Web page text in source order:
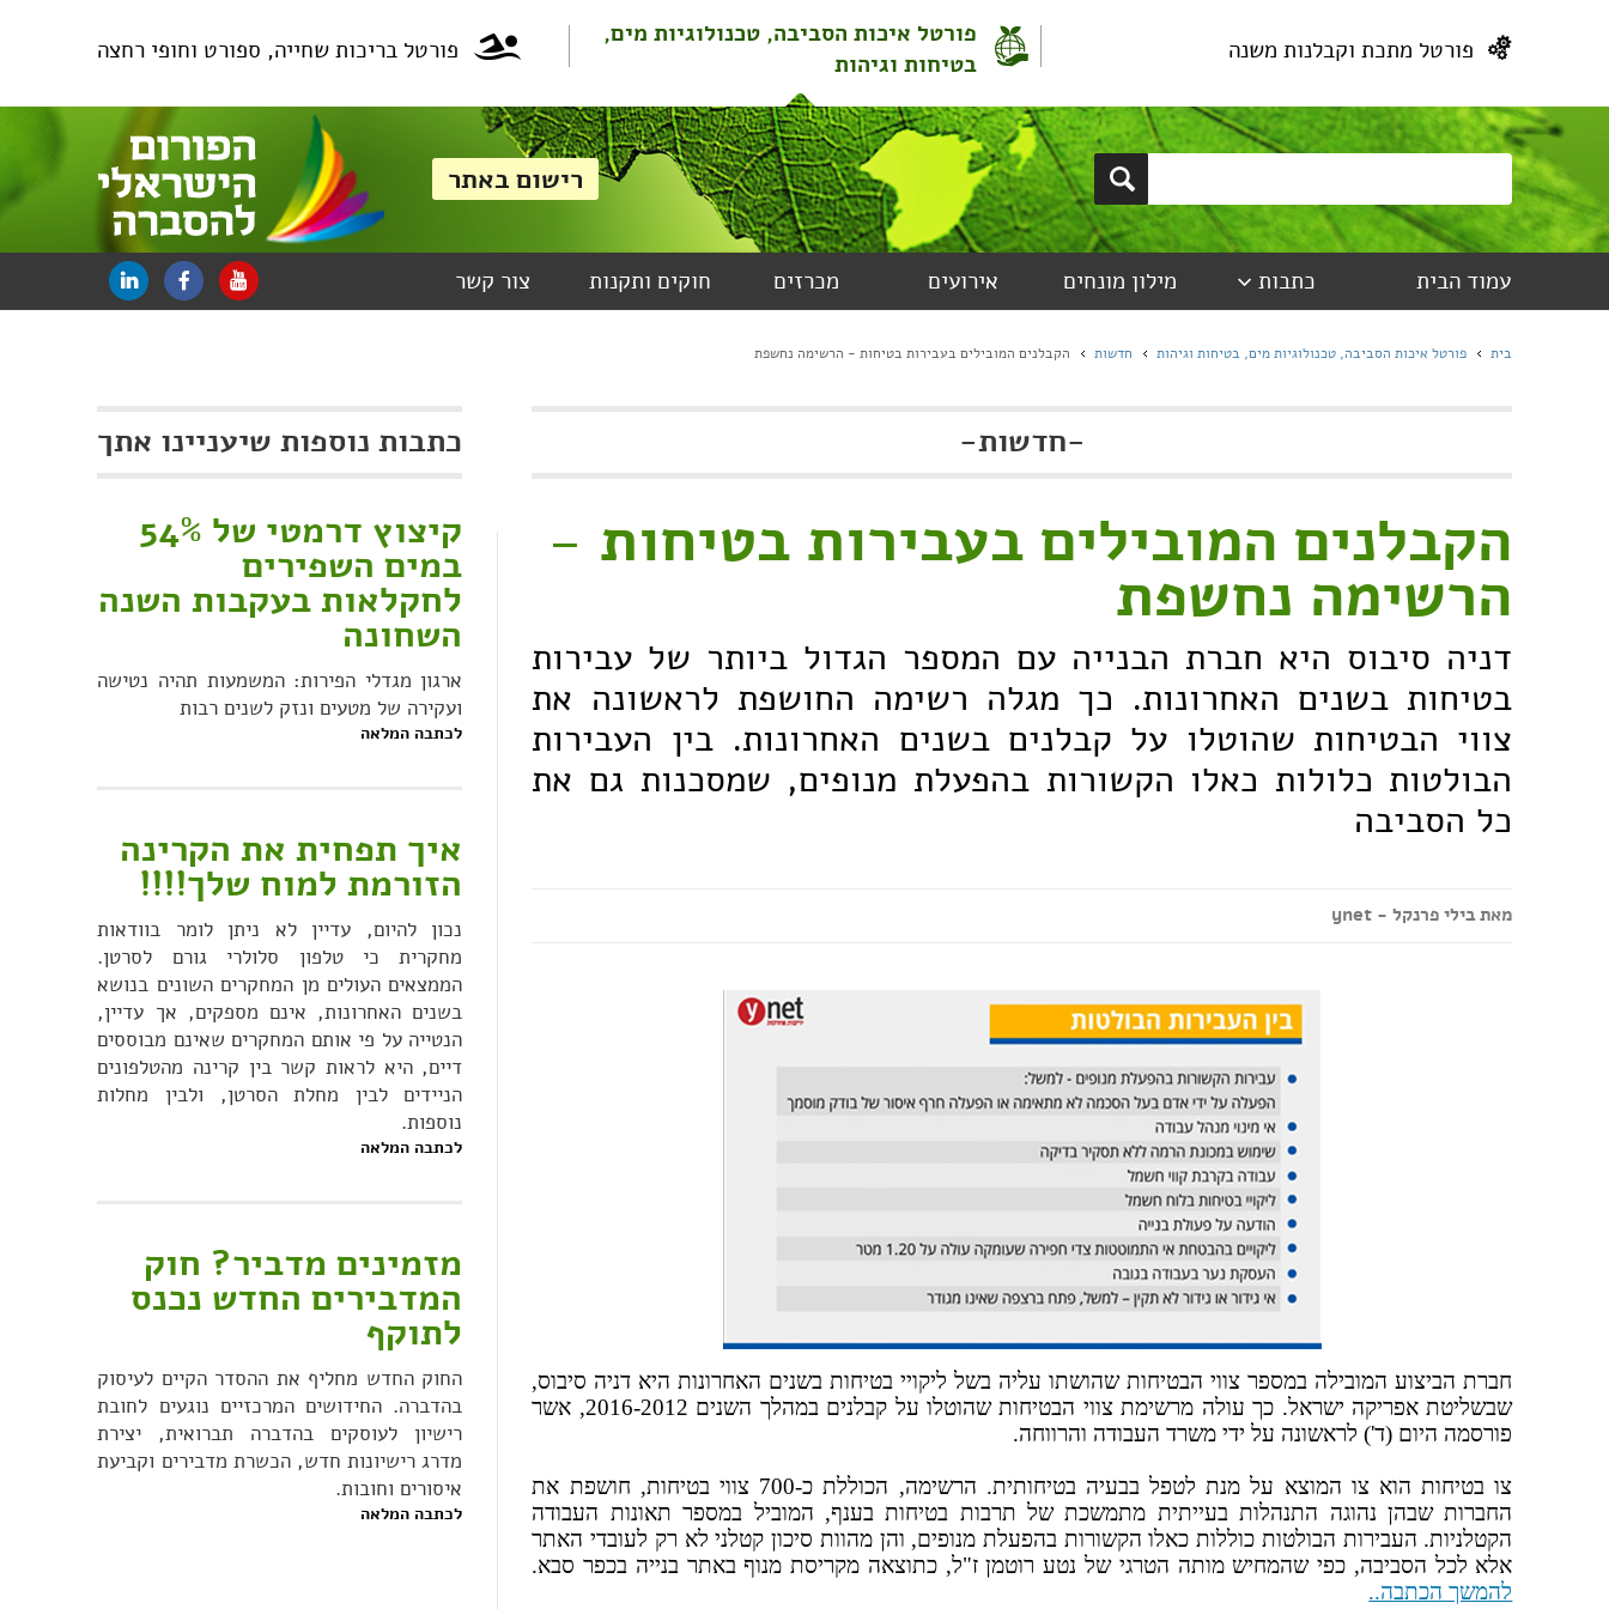
פורטל מתכת וקבלנות משנה
פורטל איכות הסביבה, טכנולוגיות מים,
בטיחות וגיהות
פורטל בריכות שחייה, ספורט וחופי רחצה
עמוד הבית כתבות מילון מונחים אירועים מכרזים חוקים ותקנות צור קשר
בית פורטל איכות הסביבה, טכנולוגיות מים, בטיחות וגיהות חדשות הקבלנים המובילים בעבירות בטיחות - הרשימה נחשפת
-חדשות-
הקבלנים המובילים בעבירות בטיחות -
הרשימה נחשפת
דניה סיבוס היא חברת הבנייה עם המספר הגדול ביותר של עבירות
בטיחות בשנים האחרונות. כך מגלה רשימה החושפת לראשונה את
צווי הבטיחות שהוטלו על קבלנים בשנים האחרונות. בין העבירות
הבולטות כלולות כאלו הקשורות בהפעלת מנופים, שמסכנות גם את
כל הסביבה
מאת בילי פרנקל - ynet
חברת הביצוע המובילה במספר צווי הבטיחות שהושתו עליה בשל ליקויי בטיחות בשנים האחרונות היא דניה סיבוס,
שבשליטת אפריקה ישראל. כך עולה מרשימת צווי הבטיחות שהוטלו על קבלנים במהלך השנים 2016-2012, אשר
פורסמה היום (ד') לראשונה על ידי משרד העבודה והרווחה.
צו בטיחות הוא צו המוצא על מנת לטפל בבעיה בטיחותית. הרשימה, הכוללת כ-700 צווי בטיחות, חושפת את
החברות שבהן נהוגה התנהלות בעייתית מתמשכת של תרבות בטיחות בענף, המוביל במספר תאונות העבודה
הקטלניות. העבירות הבולטות כוללות כאלו הקשורות בהפעלת מנופים, והן מהוות סיכון קטלני לא רק לעובדי האתר
אלא לכל הסביבה, כפי שהמחיש מותה הטרגי של נטע רוטמן ז"ל, כתוצאה מקריסת מנוף באתר בנייה בכפר סבא.
להמשך הכתבה..
כתבות נוספות שיעניינו אתך
קיצוץ דרמטי של 54%
במים השפירים
לחקלאות בעקבות השנה
השחונה
ארגון מגדלי הפירות: המשמעות תהיה נטישה
ועקירה של מטעים ונזק לשנים רבות
לכתבה המלאה
איך תפחית את הקרינה
הזורמת למוח שלך!!!!
נכון להיום, עדיין לא ניתן לומר בוודאות
מחקרית כי טלפון סלולרי גורם לסרטן.
הממצאים העולים מן המחקרים השונים בנושא
בשנים האחרונות, אינם מספקים, אך עדיין,
הנטייה על פי אותם המחקרים שאינם מבוססים
דיים, היא לראות קשר בין קרינה מהטלפונים
הניידים לבין מחלת הסרטן, ולבין מחלות
נוספות.
לכתבה המלאה
מזמינים מדביר? חוק
המדבירים החדש נכנס
לתוקף
החוק החדש מחליף את ההסדר הקיים לעיסוק
בהדברה. החידושים המרכזיים נוגעים לחובת
רישיון לעוסקים בהדברה תברואית, יצירת
מדרג רישיונות חדש, הכשרת מדבירים וקביעת
איסורים וחובות.
לכתבה המלאה